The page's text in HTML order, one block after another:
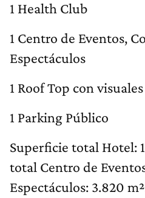
1 Health Club
1 Centro de Eventos,
Espectáculos
1 Roof Top con
1 Parking Público
Superficie total Hotel:
total Centro de
Espectáculos: 3.820